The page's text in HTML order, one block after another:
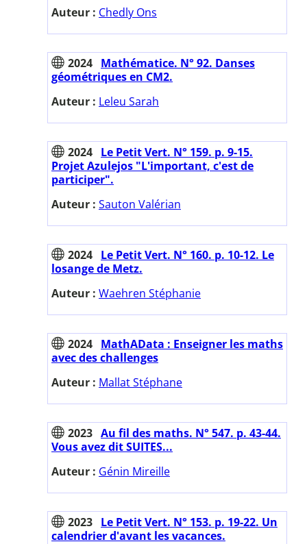
Auteur : Chedly Ons
2024 Mathématice. N° 92. Danses
géométriques en CM2.
Auteur : Leleu Sarah
2024 Le Petit Vert. N° 159. p. 9-15.
Projet Azulejos "L'important, c'est de
participer".
Auteur : Sauton Valérian
2024 Le Petit Vert. N° 160. p. 10-12. Le
losange de Metz.
Auteur : Waehren Stéphanie
2024 MathAData : Enseigner les maths
avec des challenges
Auteur : Mallat Stéphane
2023 Au fil des maths. N° 547. p. 43-44.
Vous avez dit SUITES...
Auteur : Génin Mireille
2023 Le Petit Vert. N° 153. p. 19-22. Un
calendrier d'avant les vacances.